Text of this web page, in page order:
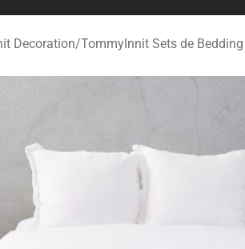
Decoration/TommyInnit Sets de Bedding